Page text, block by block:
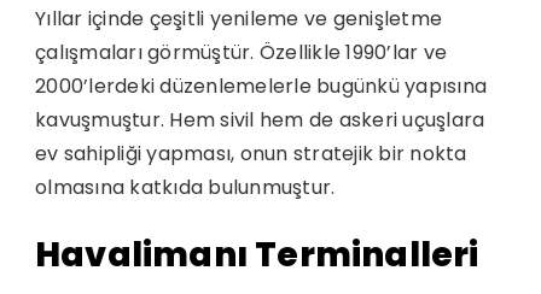
Yıllar içinde çeşitli yenileme ve genişletme
çalışmaları görmüştür. Özellikle 1990’lar ve
2000’lerdeki düzenlemelerle bugünkü yapısına
kavuşmuştur. Hem sivil hem de askeri uçuşlara
ev sahipliği yapması, onun stratejik bir nokta
olmasına katkıda bulunmuştur.
Havalimanı Terminalleri